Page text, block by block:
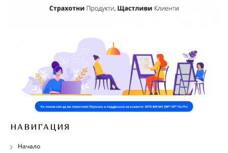
НАВИГАЦИЯ
Начало